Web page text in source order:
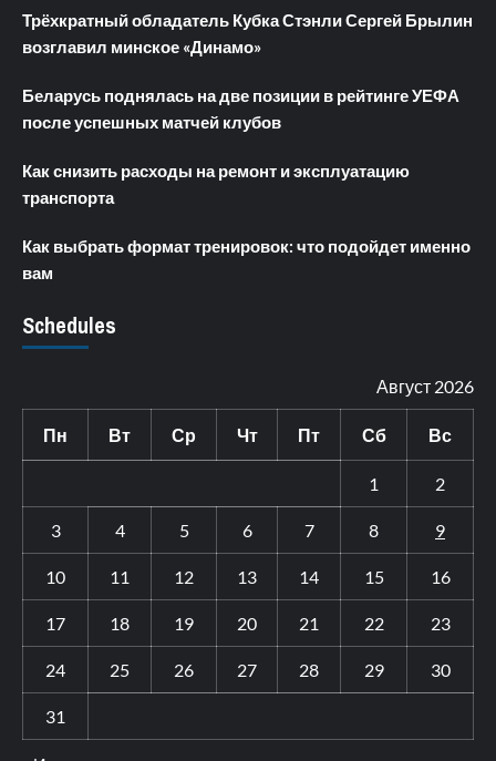
Трёхкратный обладатель Кубка Стэнли Сергей Брылин
возглавил минское «Динамо»
Беларусь поднялась на две позиции в рейтинге УЕФА
после успешных матчей клубов
Как снизить расходы на ремонт и эксплуатацию
транспорта
Как выбрать формат тренировок: что подойдет именно
вам
Schedules
Август 2026
Пн Вт Ср Чт Пт Сб Вс
1 2
3 4 5 6 7 8 9
10 11 12 13 14 15 16
17 18 19 20 21 22 23
24 25 26 27 28 29 30
31